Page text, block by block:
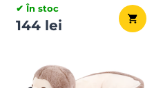
✔ În stoc
144 lei